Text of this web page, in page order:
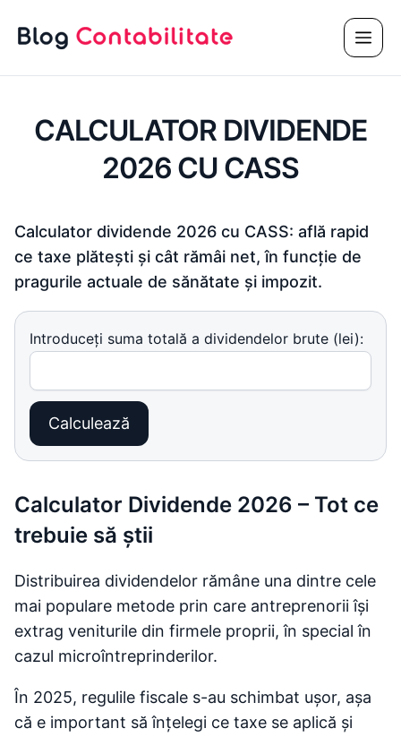
CALCULATOR DIVIDENDE
2026 CU CASS
Calculator dividende 2026 cu CASS: află rapid
ce taxe plătești și cât rămâi net, în funcție de
pragurile actuale de sănătate și impozit.
Introduceți suma totală a dividendelor brute (lei):
Calculează
Calculator Dividende 2026 – Tot ce
trebuie să știi
Distribuirea dividendelor rămâne una dintre cele
mai populare metode prin care antreprenorii își
extrag veniturile din firmele proprii, în special în
cazul microîntreprinderilor.
În 2025, regulile fiscale s-au schimbat ușor, așa
că e important să înțelegi ce taxe se aplică și